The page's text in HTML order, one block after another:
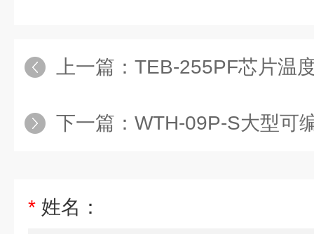
上一篇： TEB-255PF芯片温
下一篇： WTH-09P-S大型可编
* 姓名：